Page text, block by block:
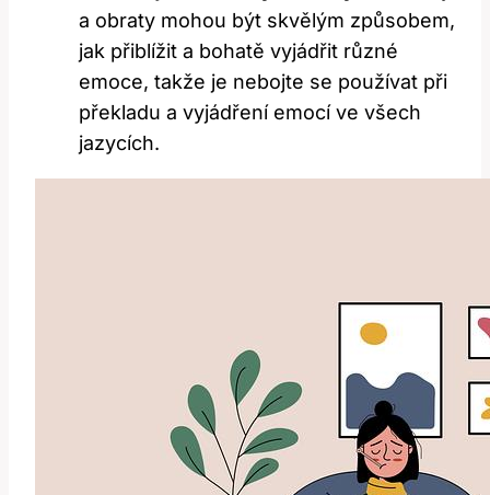
a obraty mohou být skvělým způsobem,
jak přiblížit a bohatě vyjádřit různé
emoce, takže je nebojte se používat při
překladu a vyjádření emocí ve všech
jazycích.